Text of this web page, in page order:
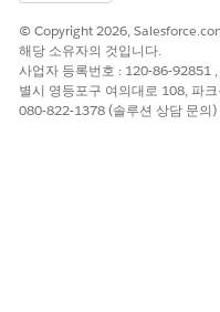
© Copyright 2026,
해당 소유자의 것입니다.
사업자 등록번호 : 120-86-92851
별시 영등포구 여의대로 108, 파
080-822-1378 (솔루션 상담 문의